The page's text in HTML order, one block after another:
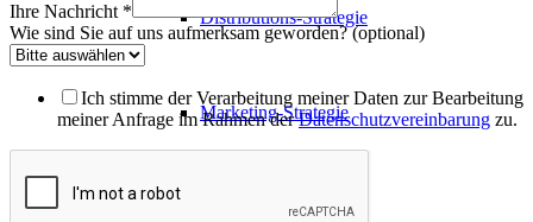
Distributions-Strategie
Marketing-Strategie
Partner-Auswahl
Ihre Nachricht *
Wie sind Sie auf uns aufmerksam geworden? (optional)
Ich stimme der Verarbeitung meiner Daten zur Bearbeitung
meiner Anfrage im Rahmen derDatenschutzvereinbarung zu.